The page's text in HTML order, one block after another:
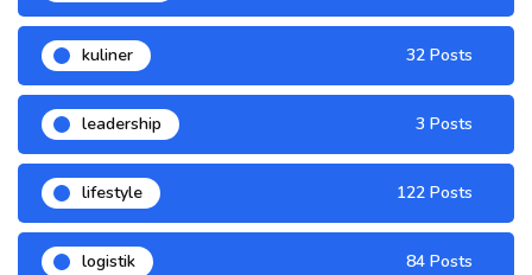
kuliner 32 Posts
leadership 3 Posts
lifestyle 122 Posts
logistik 84 Posts